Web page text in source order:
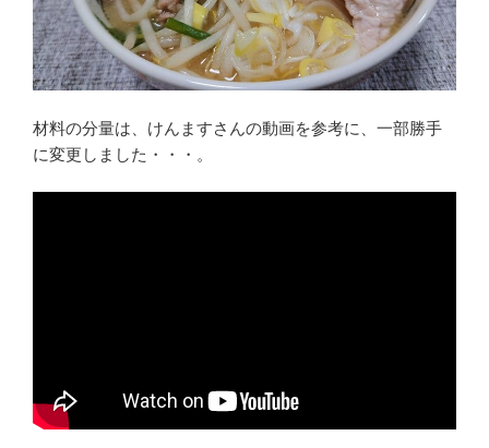
材料の分量は、けんますさんの動画を参考に、一部勝手
に変更しました・・・。